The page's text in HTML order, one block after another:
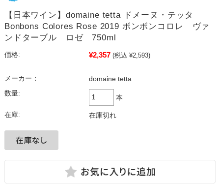
【日本ワイン】domaine tetta ドメーヌ・テッタ
Bonbons Colores Rose 2019 ボンボンコロレ ヴァ
ンドターブル ロゼ 750ml
価格: ¥2,357 (税込 ¥2,593)
メーカー：
domaine tetta
数量:
本
在庫: 在庫切れ